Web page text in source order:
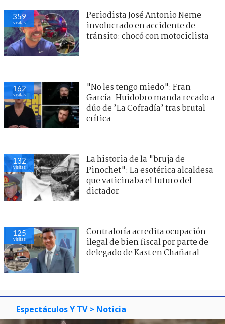
359
visitas
Periodista José Antonio Neme
involucrado en accidente de
tránsito: chocó con motociclista
162
visitas
"No les tengo miedo": Fran
García-Huidobro manda recado a
dúo de ’La Cofradía’ tras brutal
crítica
132
visitas
La historia de la "bruja de
Pinochet": La esotérica alcaldesa
que vaticinaba el futuro del
dictador
125
visitas
Contraloría acredita ocupación
ilegal de bien fiscal por parte de
delegado de Kast en Chañaral
Espectáculos Y TV > Noticia